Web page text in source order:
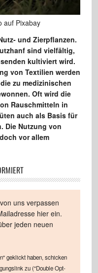
auf Pixabay
und Zierpflanzen.
sind vielfältig,
kultiviert wird.
von Textilien werden
zu medizinischen
Oft wird die
Rauschmitteln in
auch als Basis für
Die Nutzung von
vor allem
uns verpassen
hier ein.
jeden neuen
geklickt haben, schicken
zu ("Double Opt-